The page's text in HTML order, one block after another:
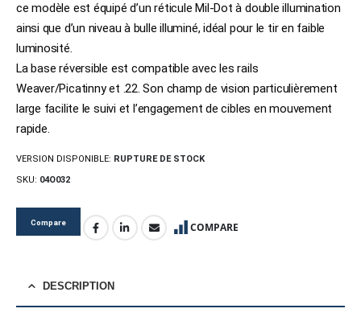
ce modèle est équipé d’un réticule Mil-Dot à double illumination
ainsi que d’un niveau à bulle illuminé, idéal pour le tir en faible
luminosité.
La base réversible est compatible avec les rails
Weaver/Picatinny et .22. Son champ de vision particulièrement
large facilite le suivi et l’engagement de cibles en mouvement
rapide.
VERSION DISPONIBLE: RUPTURE DE STOCK
SKU: 04O032
Compare COMPARE
DESCRIPTION